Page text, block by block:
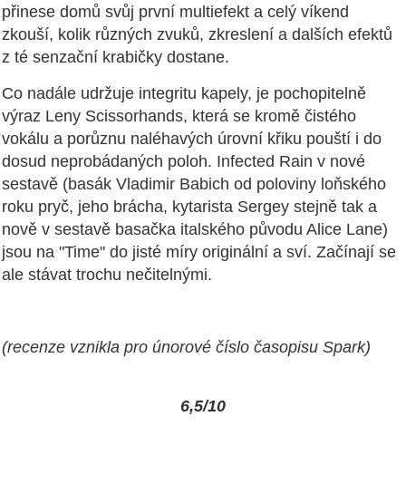
přinese domů svůj první multiefekt a celý víkend
zkouší, kolik různých zvuků, zkreslení a dalších efektů
z té senzační krabičky dostane.
Co nadále udržuje integritu kapely, je pochopitelně
výraz Leny Scissorhands, která se kromě čistého
vokálu a porůznu naléhavých úrovní křiku pouští i do
dosud neprobádaných poloh. Infected Rain v nové
sestavě (basák Vladimir Babich od poloviny loňského
roku pryč, jeho brácha, kytarista Sergey stejně tak a
nově v sestavě basačka italského původu Alice Lane)
jsou na "Time" do jisté míry originální a sví. Začínají se
ale stávat trochu nečitelnými.
(recenze vznikla pro únorové číslo časopisu Spark)
6,5/10